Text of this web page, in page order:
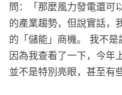
問：「那麼風力發電還可
的產業趨勢，但說實話，
的「儲能」商機。 我不是
因為我查看了一下，今年
並不是特別亮眼，甚至有